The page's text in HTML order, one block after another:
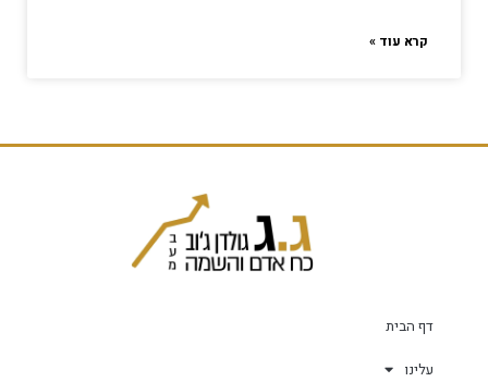
קרא עוד »
דף הבית
עלינו